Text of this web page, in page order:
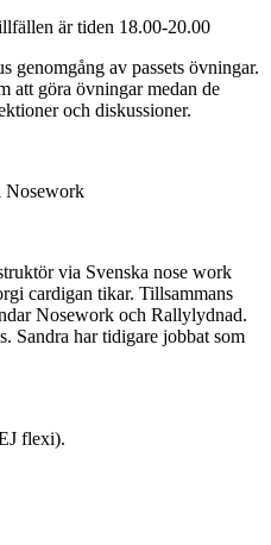
är tiden 18.00-20.00
genomgång av passets övningar.
att göra övningar medan de
och diskussioner.
Nosework
via Svenska nose work
cardigan tikar. Tillsammans
Nosework och Rallylydnad.
Sandra har tidigare jobbat som
flexi).